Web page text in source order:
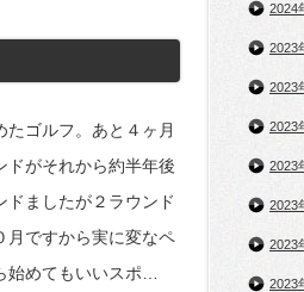
ゴルフ。あと４ヶ月
ドがそれから約半年後
ドましたが２ラウンド
月ですから実に変なペ
始めてもいいスポ…
2024
2023
2023
2023
2023
2023
2023
2023